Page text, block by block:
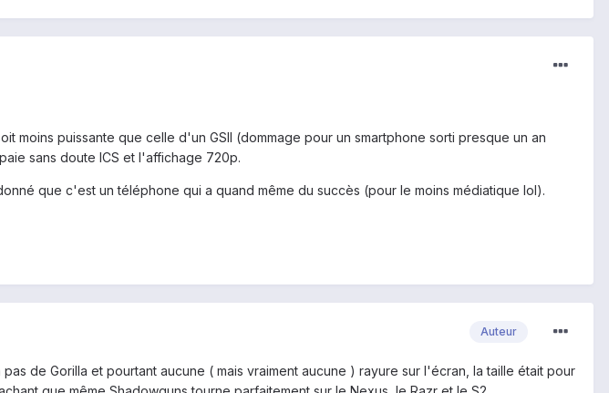
moins puissante que celle d'un GSII (dommage pour un smartphone sorti presque un an
sans doute ICS et l'affichage 720p.
que c'est un téléphone qui a quand même du succès (pour le moins médiatique lol).
Auteur
de Gorilla et pourtant aucune ( mais vraiment aucune ) rayure sur l'écran, la taille était pour